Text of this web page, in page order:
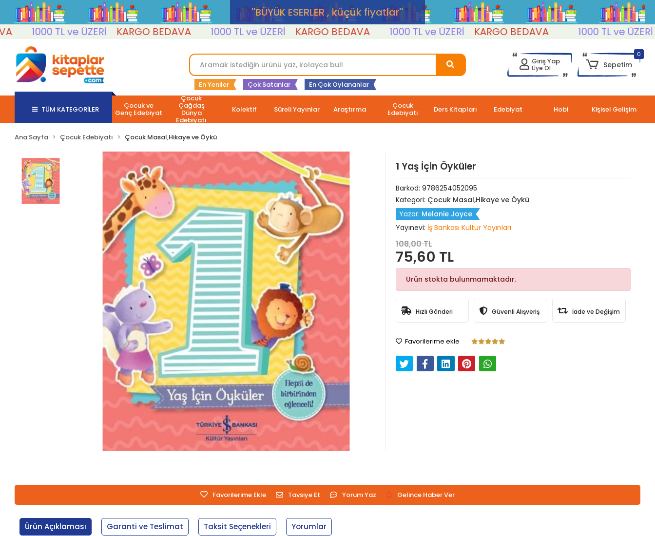
''BÜYÜK ESERLER , küçük fiyatlar''
1000 TL ve ÜZERİ
KARGO BEDAVA 1000 TL ve ÜZERİ KARGO BEDAVA 1000 TL ve ÜZERİ KARGO BEDAVA 1000 TL ve ÜZERİ
En Yeniler Çok Satanlar En Çok Oylananlar
Giriş Yap
Üye Ol
0
Sepetim
TÜM KATEGORİLER Çocuk ve
Genç Edebiyat
Çocuk
Çağdaş
Dünya
Edebiyatı
Kolektif Süreli Yayınlar Araştırma Çocuk
Edebiyatı Ders Kitapları Edebiyat Hobi Kişisel Gelişim
Ana Sayfa Çocuk Edebiyatı Çocuk Masal,Hikaye ve Öykü
1 Yaş İçin Öyküler
Barkod: 9786254052095
Kategori: Çocuk Masal,Hikaye ve Öykü
Yazar: Melanie Joyce
Yayınevi: İş Bankası Kültür Yayınları
108,00 TL
75,60 TL
Ürün stokta bulunmamaktadır.
Hızlı Gönderi Güvenli Alışveriş İade ve Değişim
Favorilerime ekle
Favorilerime Ekle Tavsiye Et Yorum Yaz Gelince Haber Ver
Ürün Açıklaması Garanti ve Teslimat Taksit Seçenekleri Yorumlar